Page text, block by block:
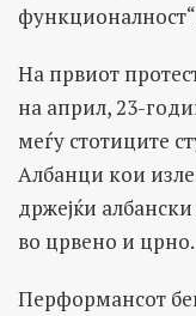
На првиот
на април, 23-
меѓу стотиците
Албанци кои
држејќи
во црвено и црно.
Перформансот